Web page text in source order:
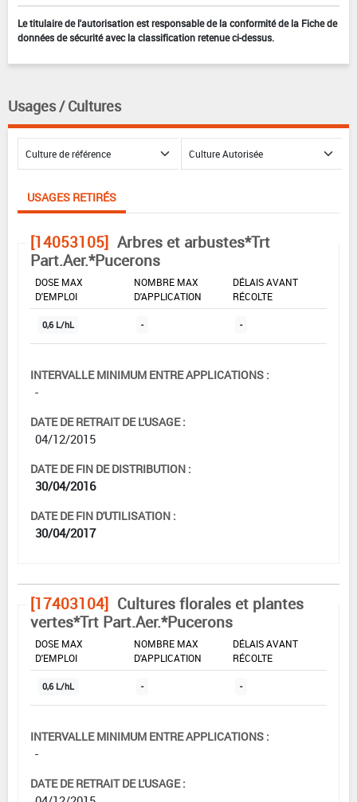
Le titulaire de l'autorisation est responsable de la conformité de la Fiche de
données de sécurité avec la classification retenue ci-dessus.
Usages / Cultures
USAGES RETIRÉS
[14053105] Arbres et arbustes*Trt
Part.Aer.*Pucerons
DOSE MAX
D'EMPLOI
NOMBRE MAX
D'APPLICATION
DÉLAIS AVANT
RÉCOLTE
0,6 L/hL - -
INTERVALLE MINIMUM ENTRE APPLICATIONS :
-
DATE DE RETRAIT DE L'USAGE :
04/12/2015
DATE DE FIN DE DISTRIBUTION :
30/04/2016
DATE DE FIN D'UTILISATION :
30/04/2017
[17403104] Cultures florales et plantes
vertes*Trt Part.Aer.*Pucerons
DOSE MAX
D'EMPLOI
NOMBRE MAX
D'APPLICATION
DÉLAIS AVANT
RÉCOLTE
0,6 L/hL - -
INTERVALLE MINIMUM ENTRE APPLICATIONS :
-
DATE DE RETRAIT DE L'USAGE :